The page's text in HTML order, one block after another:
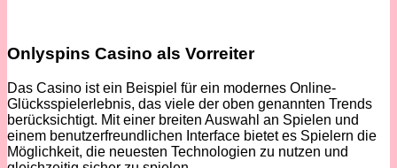
Onlyspins Casino als Vorreiter
Das Casino ist ein Beispiel für ein modernes Online-
Glücksspielerlebnis, das viele der oben genannten Trends
berücksichtigt. Mit einer breiten Auswahl an Spielen und
einem benutzerfreundlichen Interface bietet es Spielern die
Möglichkeit, die neuesten Technologien zu nutzen und